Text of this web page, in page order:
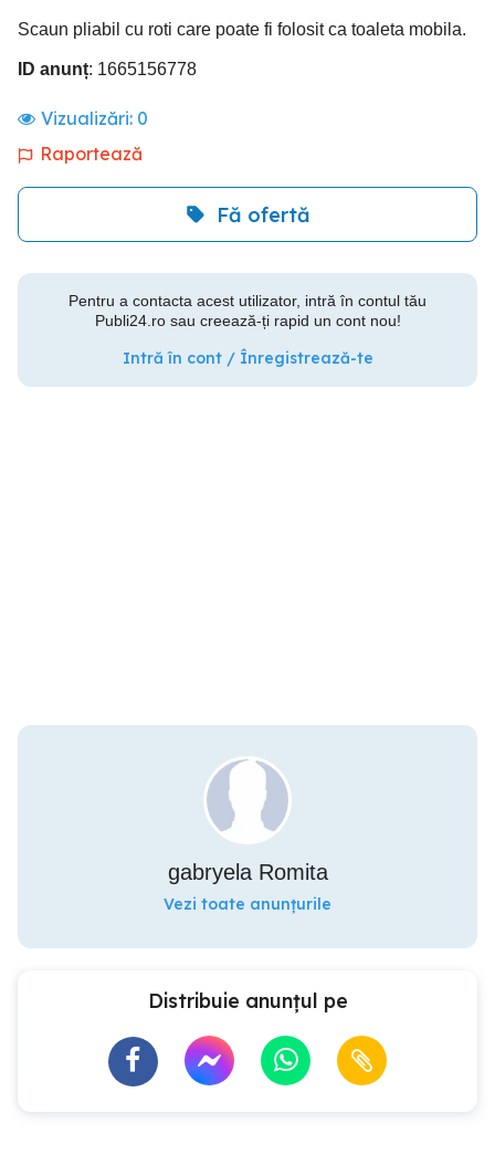
Scaun pliabil cu roti care poate fi folosit ca toaleta mobila.
ID anunț: 1665156778
Vizualizări: 0
Raportează
Fă ofertă
Pentru a contacta acest utilizator, intră în contul tău
Publi24.ro sau creează-ți rapid un cont nou!
Intră în cont / Înregistrează-te
gabryela Romita
Vezi toate anunțurile
Distribuie anunțul pe